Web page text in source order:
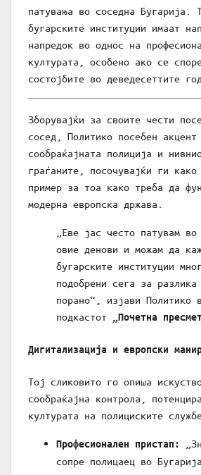
патувања во соседна Бугарија.
бугарските институции имаат
напредок во однос на
културата, особено ако се
состојбите во деведесеттите
Зборувајќи за своите чести
сосед, Политико посебен
сообраќајната полиција и
граѓаните, посочувајќи ги како
пример за тоа како треба да
модерна европска држава.
„Еве јас често патувам во
овие денови и можам да
бугарските институции
подобрени сега за разлика
порано“, изјави Политико
подкастот „Почетна
Дигитализација и европски
Тој сликовито го опиша
сообраќајна контрола,
културата на полициските
Професионален пристап:
сопре полицаец во